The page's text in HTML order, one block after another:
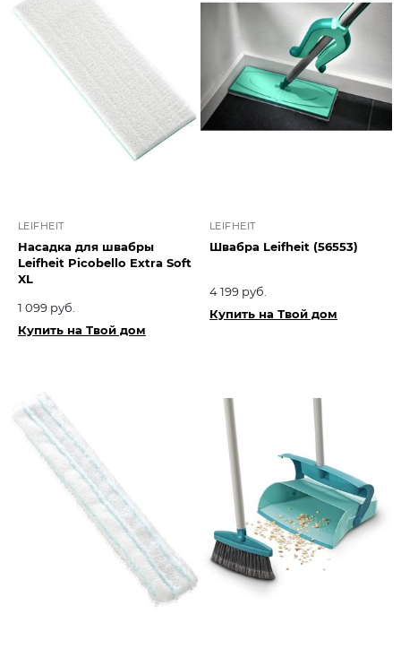
LEIFHEIT
Насадка для швабры
Leifheit Picobello Extra Soft
XL
1 099 руб.
Купить на Твой дом
LEIFHEIT
Швабра Leifheit (56553)
4 199 руб.
Купить на Твой дом